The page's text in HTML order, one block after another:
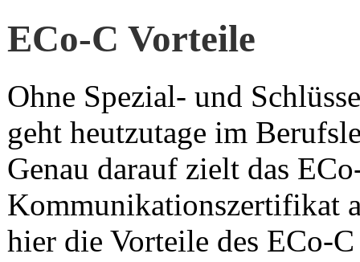
ECo-C Vorteile
Ohne Spezial- und
geht heutzutage im
Genau darauf zielt das
Kommunikationszertifikat
hier die Vorteile des ECo-